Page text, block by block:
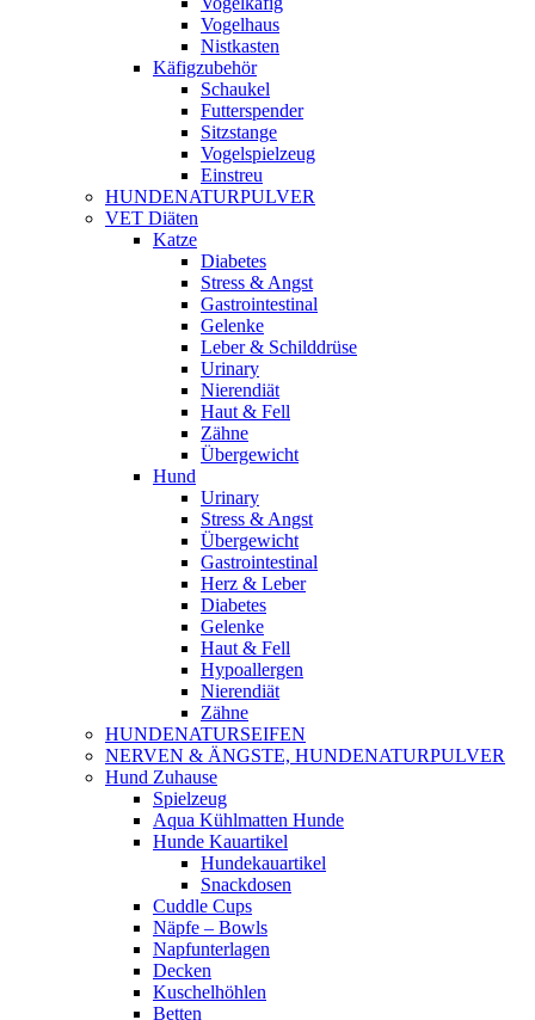
Vogelhaus
Nistkasten
Käfigzubehör
Schaukel
Futterspender
Sitzstange
Vogelspielzeug
Einstreu
HUNDENATURPULVER
VET Diäten
Katze
Diabetes
Stress & Angst
Gastrointestinal
Gelenke
Leber & Schilddrüse
Urinary
Nierendiät
Haut & Fell
Zähne
Übergewicht
Hund
Urinary
Stress & Angst
Übergewicht
Gastrointestinal
Herz & Leber
Diabetes
Gelenke
Haut & Fell
Hypoallergen
Nierendiät
Zähne
HUNDENATURSEIFEN
NERVEN & ÄNGSTE, HUNDENATURPULVER
Hund Zuhause
Spielzeug
Aqua Kühlmatten Hunde
Hunde Kauartikel
Hundekauartikel
Snackdosen
Cuddle Cups
Näpfe – Bowls
Napfunterlagen
Decken
Kuschelhöhlen
Betten